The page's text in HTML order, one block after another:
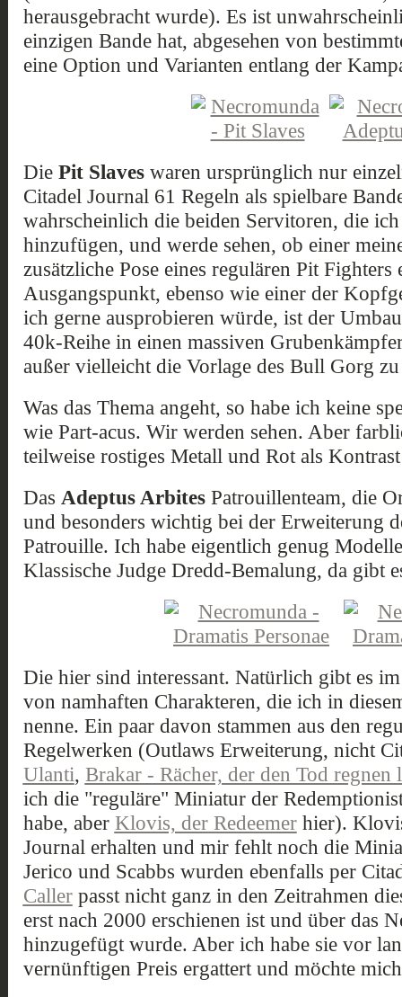
herausgebracht wurde). Es ist
einzigen Bande hat, abgesehen von
eine Option und Varianten entlang der
Die Pit Slaveswaren ursprünglich nur
Citadel Journal 61 Regeln als spielbare
wahrscheinlich die beiden Servitoren, die
hinzufügen, und werde sehen, ob einer
zusätzliche Pose eines regulären Pit
Ausgangspunkt, ebenso wie einer der
ich gerne ausprobieren würde, ist der
40k-Reihe in einen massiven
außer vielleicht die Vorlage des Bull Gorg
Was das Thema angeht, so habe ich keine
wie Part-acus. Wir werden sehen. Aber
teilweise rostiges Metall und Rot als
Das Adeptus ArbitesPatrouillenteam, die
und besonders wichtig bei der Erweiterung
Patrouille. Ich habe eigentlich genug
Klassische Judge Dredd-Bemalung, da gibt
Die hier sind interessant. Natürlich gibt es
von namhaften Charakteren, die ich in
nenne. Ein paar davon stammen aus den
Regelwerken (Outlaws Erweiterung, nicht
Ulanti, Brakar - Rächer, der den Tod regnen
ich die "reguläre" Miniatur der
habe, aber Klovis, der Redeemerhier).
Journal erhalten und mir fehlt noch die
Jerico und Scabbs wurden ebenfalls per
Callerpasst nicht ganz in den Zeitrahmen
erst nach 2000 erschienen ist und über das
hinzugefügt wurde. Aber ich habe sie vor
vernünftigen Preis ergattert und möchte